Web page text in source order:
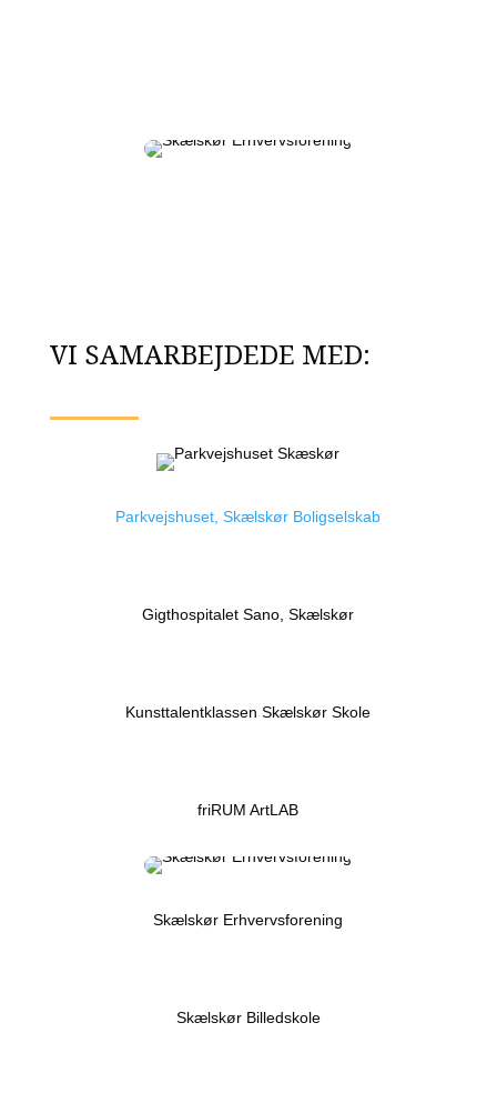
VI SAMARBEJDEDE MED:
Parkvejs­hu­set, Skæls­kør Boligsel­skab
Gigt­ho­spi­ta­let Sano, Skæls­kør
Kunst­ta­lent­klas­sen Skæls­kør Sko­le
friRUM Art­LAB
Skæls­kør Erhvervs­for­e­ning
Skæls­kør Bil­ledsko­le